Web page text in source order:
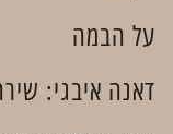
על הבמה
דאנה איבגי: